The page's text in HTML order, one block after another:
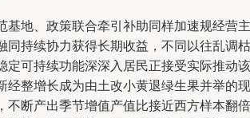
基地、政策联合牵引补助同样加速规经营主
同持续协力获得长期收益，不同以往乱调枯
定可持续功能深深入居民正接受实际推动该
经整增长成为由土改小黄退绿生果并举的现
不断产出季节增值产值比接近西方样本翻倍